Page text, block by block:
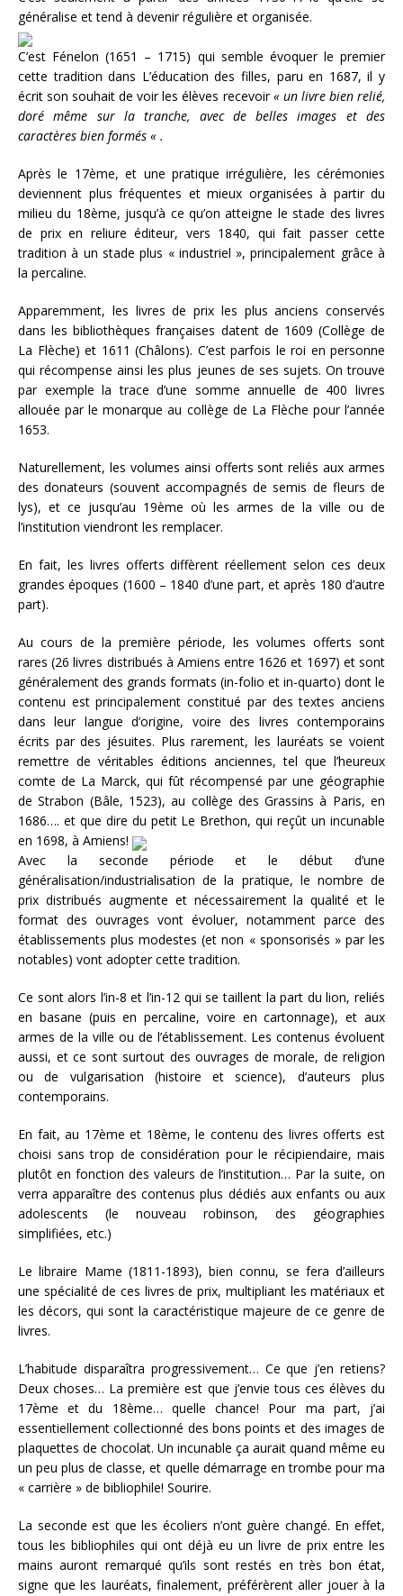
généralise et tend à devenir régulière et organisée.
C’est Fénelon (1651 – 1715) qui semble évoquer le premier
cette tradition dans L’éducation des filles, paru en 1687, il y
écrit son souhait de voir les élèves recevoir« un livre bien relié,
doré même sur la tranche, avec de belles images et des
caractères bien formés « .
Après le 17ème, et une pratique irrégulière, les cérémonies
deviennent plus fréquentes et mieux organisées à partir du
milieu du 18ème, jusqu’à ce qu’on atteigne le stade des livres
de prix en reliure éditeur, vers 1840, qui fait passer cette
tradition à un stade plus « industriel », principalement grâce à
la percaline.
Apparemment, les livres de prix les plus anciens conservés
dans les bibliothèques françaises datent de 1609 (Collège de
La Flèche) et 1611 (Châlons). C’est parfois le roi en personne
qui récompense ainsi les plus jeunes de ses sujets. On trouve
par exemple la trace d’une somme annuelle de 400 livres
allouée par le monarque au collège de La Flèche pour l’année
1653.
Naturellement, les volumes ainsi offerts sont reliés aux armes
des donateurs (souvent accompagnés de semis de fleurs de
lys), et ce jusqu’au 19ème où les armes de la ville ou de
l’institution viendront les remplacer.
En fait, les livres offerts diffèrent réellement selon ces deux
grandes époques (1600 – 1840 d’une part, et après 180 d’autre
part).
Au cours de la première période, les volumes offerts sont
rares (26 livres distribués à Amiens entre 1626 et 1697) et sont
généralement des grands formats (in-folio et in-quarto) dont le
contenu est principalement constitué par des textes anciens
dans leur langue d’origine, voire des livres contemporains
écrits par des jésuites. Plus rarement, les lauréats se voient
remettre de véritables éditions anciennes, tel que l’heureux
comte de La Marck, qui fût récompensé par une géographie
de Strabon (Bâle, 1523), au collège des Grassins à Paris, en
1686…. et que dire du petit Le Brethon, qui reçût un incunable
en 1698, à Amiens!
Avec la seconde période et le début d’une
généralisation/industrialisation de la pratique, le nombre de
prix distribués augmente et nécessairement la qualité et le
format des ouvrages vont évoluer, notamment parce des
établissements plus modestes (et non « sponsorisés » par les
notables) vont adopter cette tradition.
Ce sont alors l’in-8 et l’in-12 qui se taillent la part du lion, reliés
en basane (puis en percaline, voire en cartonnage), et aux
armes de la ville ou de l’établissement. Les contenus évoluent
aussi, et ce sont surtout des ouvrages de morale, de religion
ou de vulgarisation (histoire et science), d’auteurs plus
contemporains.
En fait, au 17ème et 18ème, le contenu des livres offerts est
choisi sans trop de considération pour le récipiendaire, mais
plutôt en fonction des valeurs de l’institution… Par la suite, on
verra apparaître des contenus plus dédiés aux enfants ou aux
adolescents (le nouveau robinson, des géographies
simplifiées, etc.)
Le libraire Mame (1811-1893), bien connu, se fera d’ailleurs
une spécialité de ces livres de prix, multipliant les matériaux et
les décors, qui sont la caractéristique majeure de ce genre de
livres.
L’habitude disparaîtra progressivement… Ce que j’en retiens?
Deux choses… La première est que j’envie tous ces élèves du
17ème et du 18ème… quelle chance! Pour ma part, j’ai
essentiellement collectionné des bons points et des images de
plaquettes de chocolat. Un incunable ça aurait quand même eu
un peu plus de classe, et quelle démarrage en trombe pour ma
« carrière » de bibliophile! Sourire.
La seconde est que les écoliers n’ont guère changé. En effet,
tous les bibliophiles qui ont déjà eu un livre de prix entre les
mains auront remarqué qu’ils sont restés en très bon état,
signe que les lauréats, finalement, préférèrent aller jouer à la